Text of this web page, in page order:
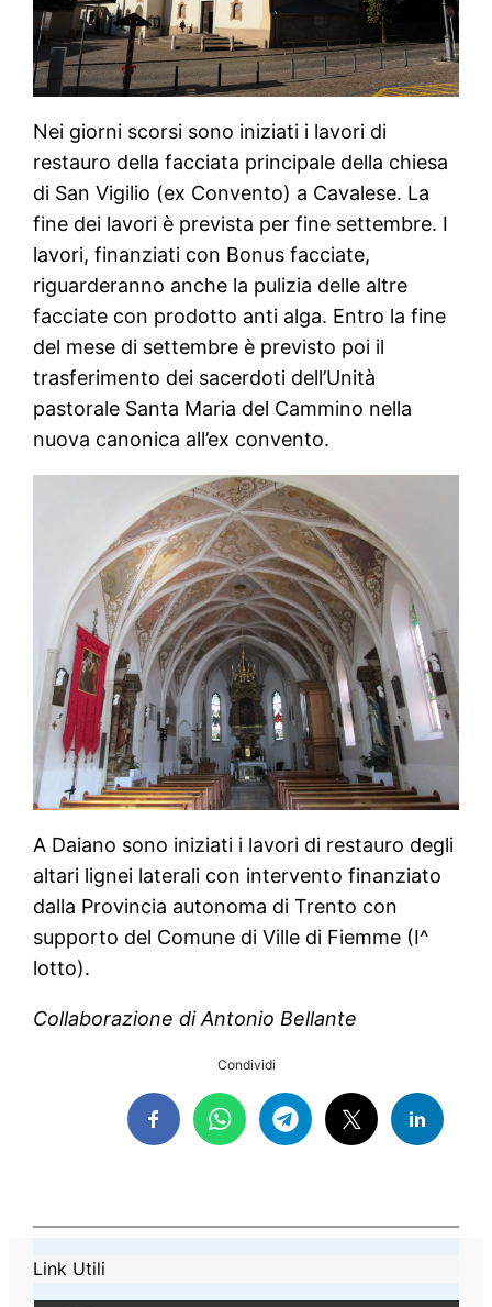
Nei giorni scorsi sono iniziati i lavori di
restauro della facciata principale della chiesa
di San Vigilio (ex Convento) a Cavalese. La
fine dei lavori è prevista per fine settembre. I
lavori, finanziati con Bonus facciate,
riguarderanno anche la pulizia delle altre
facciate con prodotto anti alga. Entro la fine
del mese di settembre è previsto poi il
trasferimento dei sacerdoti dell’Unità
pastorale Santa Maria del Cammino nella
nuova canonica all’ex convento.
A Daiano sono iniziati i lavori di restauro degli
altari lignei laterali con intervento finanziato
dalla Provincia autonoma di Trento con
supporto del Comune di Ville di Fiemme (I^
lotto).
Collaborazione di Antonio Bellante
Condividi
Link Utili